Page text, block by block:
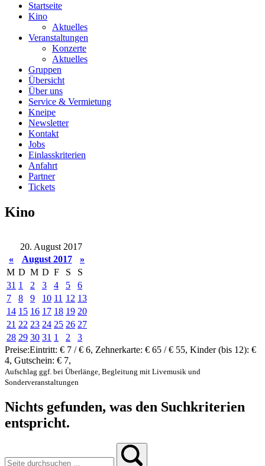
Startseite
Kino
Aktuelles
Veranstaltungen
Konzerte
Aktuelles
Gruppen
Übersicht
Über uns
Service & Vermietung
Kneipe
Newsletter
Kontakt
Jobs
Einlasskriterien
Anfahrt
Partner
Tickets
Kino
20. August 2017
«
August 2017
»
M D M D F S
S
31 1 2 3 4 5
6
7
8 9 10 11 12 13
14 15 16 17 18 19 20
21 22 23 24 25 26 27
28 29 30 31 1 2
3
Preise:Eintritt: € 7 / € 6, Zehnerkarte: € 65 / € 55, Kinder (bis 12): €
4, Gutschein: € 7,
Aufschlag ggf. bei Überlänge, Begleitung mit Livemusik und
Sonderveranstaltungen
Nichts gefunden, was den Suchkriterien
entspricht.